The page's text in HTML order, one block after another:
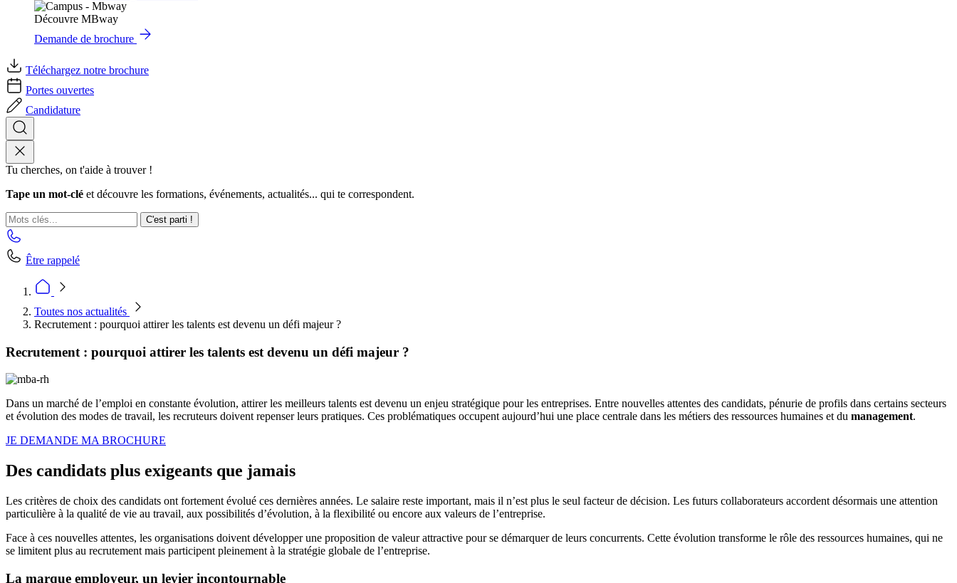
Découvre MBway
Demande de brochure
Téléchargez notre brochure
Portes ouvertes
Candidature
Tu cherches, on t'aide à trouver !
Tape un mot-clé et découvre les formations, événements, actualités... qui te correspondent.
C'est parti !
Être rappelé
Toutes nos actualités
Recrutement : pourquoi attirer les talents est devenu un défi majeur ?
Recrutement : pourquoi attirer les talents est devenu un défi majeur ?
Dans un marché de l’emploi en constante évolution, attirer les meilleurs talents est devenu un enjeu stratégique pour les entreprises. Entre nouvelles attentes des candidats, pénurie de profils dans certains secteurs
et évolution des modes de travail, les recruteurs doivent repenser leurs pratiques. Ces problématiques occupent aujourd’hui une place centrale dans les métiers des ressources humaines et du management.
JE DEMANDE MA BROCHURE
Des candidats plus exigeants que jamais
Les critères de choix des candidats ont fortement évolué ces dernières années. Le salaire reste important, mais il n’est plus le seul facteur de décision. Les futurs collaborateurs accordent désormais une attention
particulière à la qualité de vie au travail, aux possibilités d’évolution, à la flexibilité ou encore aux valeurs de l’entreprise.
Face à ces nouvelles attentes, les organisations doivent développer une proposition de valeur attractive pour se démarquer de leurs concurrents. Cette évolution transforme le rôle des ressources humaines, qui ne
se limitent plus au recrutement mais participent pleinement à la stratégie globale de l’entreprise.
La marque employeur, un levier incontournable